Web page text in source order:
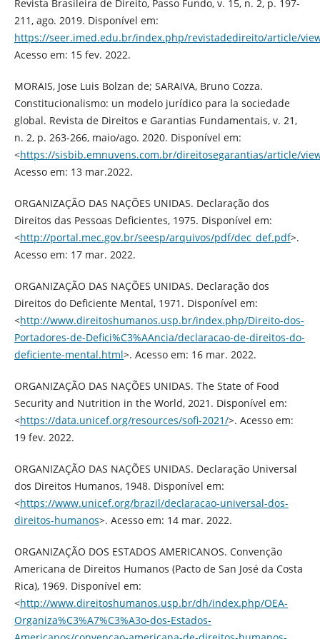
Revista Brasileira de Direito, Passo Fundo, v. 15, n. 2, p. 197-
211, ago. 2019. Disponível em:
https://seer.imed.edu.br/index.php/revistadedireito/article/
Acesso em: 15 fev. 2022.
MORAIS, Jose Luis Bolzan de; SARAIVA, Bruno Cozza.
Constitucionalismo: un modelo jurídico para la sociedade
global. Revista de Direitos e Garantias Fundamentais, v. 21,
n. 2, p. 263-266, maio/ago. 2020. Disponível em:
<https://sisbib.emnuvens.com.br/direitosegarantias/article/
Acesso em: 13 mar.2022.
ORGANIZAÇÃO DAS NAÇÕES UNIDAS. Declaração dos
Direitos das Pessoas Deficientes, 1975. Disponível em:
<http://portal.mec.gov.br/seesp/arquivos/pdf/dec_def.pdf>.
Acesso em: 17 mar. 2022.
ORGANIZAÇÃO DAS NAÇÕES UNIDAS. Declaração dos
Direitos do Deficiente Mental, 1971. Disponível em:
<http://www.direitoshumanos.usp.br/index.php/Direito-dos-
Portadores-de-Defici%C3%AAncia/declaracao-de-direitos-do-
deficiente-mental.html>. Acesso em: 16 mar. 2022.
ORGANIZAÇÃO DAS NAÇÕES UNIDAS. The State of Food
Security and Nutrition in the World, 2021. Disponível em:
<https://data.unicef.org/resources/sofi-2021/>. Acesso em:
19 fev. 2022.
ORGANIZAÇÃO DAS NAÇÕES UNIDAS. Declaração Universal
dos Direitos Humanos, 1948. Disponível em:
<https://www.unicef.org/brazil/declaracao-universal-dos-
direitos-humanos>. Acesso em: 14 mar. 2022.
ORGANIZAÇÃO DOS ESTADOS AMERICANOS. Convenção
Americana de Direitos Humanos (Pacto de San José da Costa
Rica), 1969. Disponível em:
<http://www.direitoshumanos.usp.br/dh/index.php/OEA-
Organiza%C3%A7%C3%A3o-dos-Estados-